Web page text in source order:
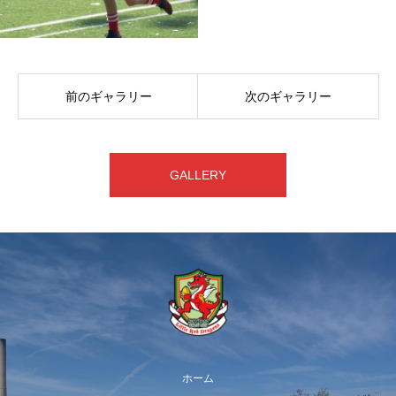
前のギャラリー 次のギャラリー
GALLERY
ホーム